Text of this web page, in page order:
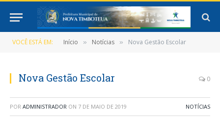
VOCÊ ESTÁ EM: Início » Notícias » Nova Gestão Escolar
Nova Gestão Escolar 0
POR ADMINISTRADOR ON 7 DE MAIO DE 2019 NOTÍCIAS